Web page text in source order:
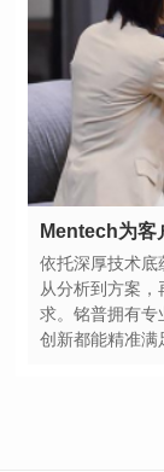
Mentech为客
创新都能精准满